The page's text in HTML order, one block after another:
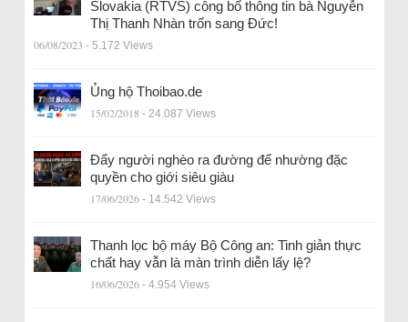
Slovakia (RTVS) công bố thông tin bà Nguyễn
Thị Thanh Nhàn trốn sang Đức!
06/08/2023 - 5.172 Views
Ủng hộ Thoibao.de
15/02/2018 - 24.087 Views
Đẩy người nghèo ra đường để nhường đặc
quyền cho giới siêu giàu
17/06/2026 - 14.542 Views
Thanh lọc bộ máy Bộ Công an: Tinh giản thực
chất hay vẫn là màn trình diễn lấy lệ?
16/06/2026 - 4.954 Views